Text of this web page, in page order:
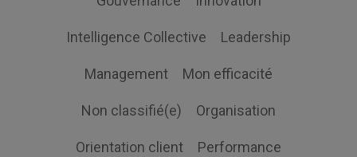
Intelligence Collective Leadership
Management Mon efficacité
Non classifié(e) Organisation
Orientation client Performance